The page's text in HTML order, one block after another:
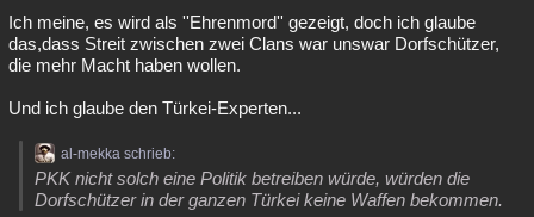
Ich meine, es wird als ''Ehrenmord'' gezeigt, doch ich glaube
das,dass Streit zwischen zwei Clans war unswar Dorfschützer,
die mehr Macht haben wollen.
Und ich glaube den Türkei-Experten...
al-mekka schrieb:
PKK nicht solch eine Politik betreiben würde, würden die
Dorfschützer in der ganzen Türkei keine Waffen bekommen.